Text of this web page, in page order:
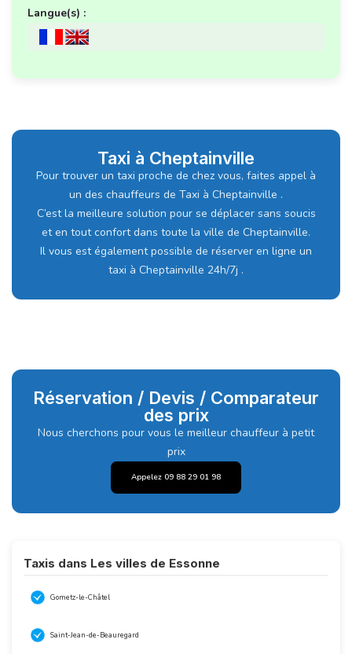
Langue(s) :
Taxi à Cheptainville
Pour trouver un taxi proche de chez vous, faites appel à
un des chauffeurs de Taxi à Cheptainville .
C’est la meilleure solution pour se déplacer sans soucis
et en tout confort dans toute la ville de Cheptainville.
Il vous est également possible de réserver en ligne un
taxi à Cheptainville 24h/7j .
Réservation / Devis / Comparateur
des prix
Nous cherchons pour vous le meilleur chauffeur à petit
prix
Appelez 09 88 29 01 98
Taxis dans Les villes de Essonne
Gometz-le-Châtel
Saint-Jean-de-Beauregard